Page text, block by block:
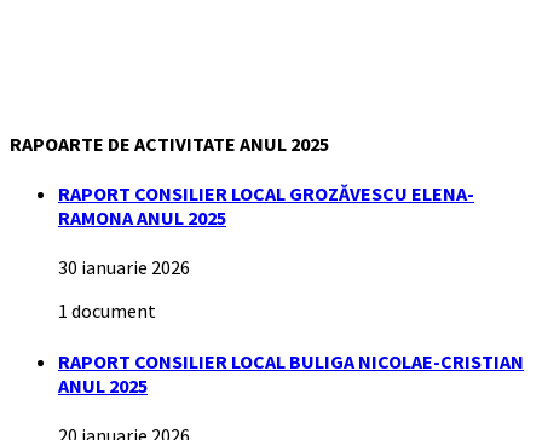
RAPOARTE DE ACTIVITATE ANUL 2025
RAPORT CONSILIER LOCAL GROZĂVESCU ELENA-
RAMONA ANUL 2025
30 ianuarie 2026
1 document
RAPORT CONSILIER LOCAL BULIGA NICOLAE-CRISTIAN
ANUL 2025
20 ianuarie 2026